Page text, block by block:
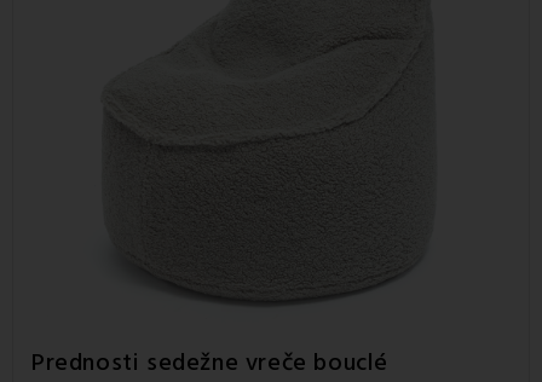
Prednosti sedežne vreče bouclé